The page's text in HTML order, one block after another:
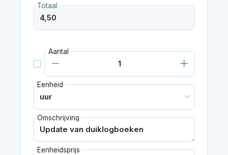
Totaal
Aantal
Eenheid
Omschrijving
Eenheidsprijs